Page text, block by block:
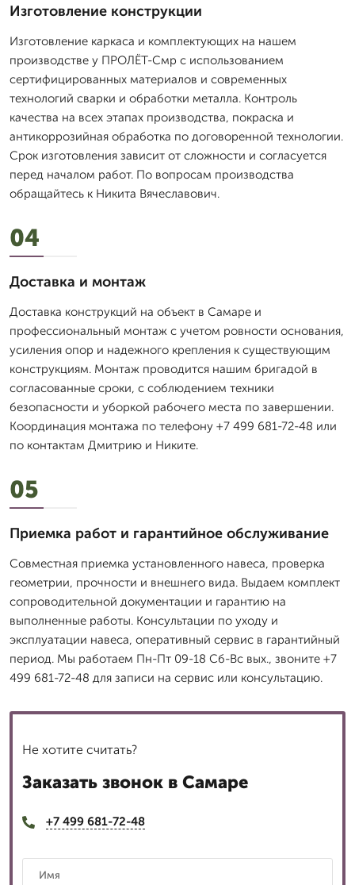
Изготовление конструкции
Изготовление каркаса и комплектующих на нашем
производстве у ПРОЛЁТ-Смр с использованием
сертифицированных материалов и современных
технологий сварки и обработки металла. Контроль
качества на всех этапах производства, покраска и
антикоррозийная обработка по договоренной технологии.
Срок изготовления зависит от сложности и согласуется
перед началом работ. По вопросам производства
обращайтесь к Никита Вячеславович.
04
Доставка и монтаж
Доставка конструкций на объект в Самаре и
профессиональный монтаж с учетом ровности основания,
усиления опор и надежного крепления к существующим
конструкциям. Монтаж проводится нашим бригадой в
согласованные сроки, с соблюдением техники
безопасности и уборкой рабочего места по завершении.
Координация монтажа по телефону +7 499 681-72-48 или
по контактам Дмитрию и Никите.
05
Приемка работ и гарантийное обслуживание
Совместная приемка установленного навеса, проверка
геометрии, прочности и внешнего вида. Выдаем комплект
сопроводительной документации и гарантию на
выполненные работы. Консультации по уходу и
эксплуатации навеса, оперативный сервис в гарантийный
период. Мы работаем Пн-Пт 09-18 Сб-Вс вых., звоните +7
499 681-72-48 для записи на сервис или консультацию.
Не хотите считать?
Заказать звонок в Самаре
+7 499 681-72-48